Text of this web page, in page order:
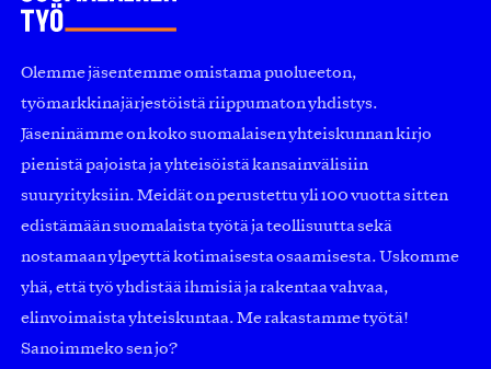
Olemme jäsentemme omistama puolueeton,
työmarkkinajärjestöistä riippumaton yhdistys.
Jäseninämme on koko suomalaisen yhteiskunnan kirjo
pienistä pajoista ja yhteisöistä kansainvälisiin
suuryrityksiin. Meidät on perustettu yli 100 vuotta sitten
edistämään suomalaista työtä ja teollisuutta sekä
nostamaan ylpeyttä kotimaisesta osaamisesta. Uskomme
yhä, että työ yhdistää ihmisiä ja rakentaa vahvaa,
elinvoimaista yhteiskuntaa. Me rakastamme työtä!
Sanoimmeko sen jo?